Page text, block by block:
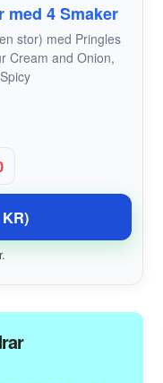
med 4 Smaker
stor) med Pringles
Cream and Onion,